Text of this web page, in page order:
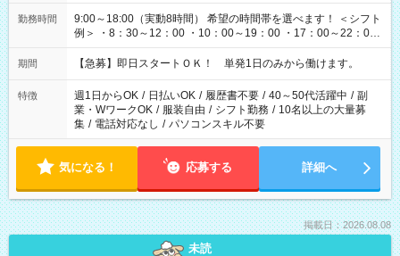
勤務時間
9:00～18:00（実動8時間） 希望の時間帯を選べます！ ＜シフト
例＞ ・8：30～12：00 ・10：00～19：00 ・17：00～22：00
・13：00～22：00 ・22：00～翌6：00 など
期間 【急募】即日スタートＯＫ！ 単発1日のみから働けます。
特徴 週1日からOK / 日払いOK / 履歴書不要 / 40～50代活躍中 / 副
業・WワークOK / 服装自由 / シフト勤務 / 10名以上の大量募
集 / 電話対応なし / パソコンスキル不要
気になる！ 応募する 詳細へ
掲載日：2026.08.08
未読